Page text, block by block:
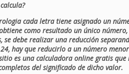
cada letra tiene asignado un
como resultado un único
se debe realizar una reducción
hay que reducirlo a un número
es una calculadora online gratis
del significado de dicho valor.